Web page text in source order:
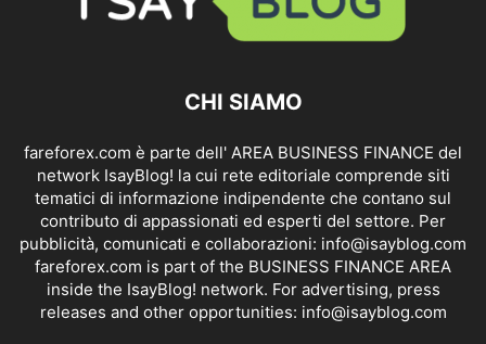
CHI SIAMO
fareforex.com è parte dell' AREA BUSINESS FINANCE del
network IsayBlog! la cui rete editoriale comprende siti
tematici di informazione indipendente che contano sul
contributo di appassionati ed esperti del settore. Per
pubblicità, comunicati e collaborazioni: info@isayblog.com
fareforex.com is part of the BUSINESS FINANCE AREA
inside the IsayBlog! network. For advertising, press
releases and other opportunities: info@isayblog.com